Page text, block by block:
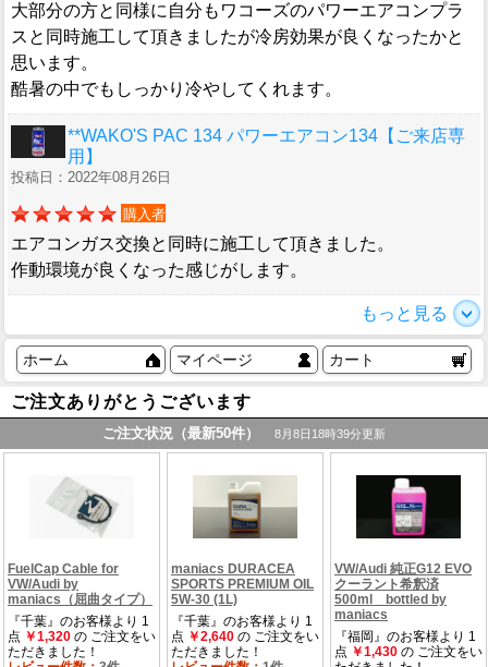
大部分の方と同様に自分もワコーズのパワーエアコンプラ
スと同時施工して頂きましたが冷房効果が良くなったかと
思います。
酷暑の中でもしっかり冷やしてくれます。
**WAKO'S PAC 134 パワーエアコン134【ご来店専
用】
投稿日：2022年08月26日
購入者
エアコンガス交換と同時に施工して頂きました。
作動環境が良くなった感じがします。
もっと見る
ホーム マイページ カート
ご注文ありがとうございます